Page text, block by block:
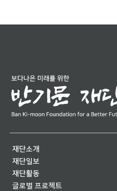
재단소개
재단일보
재단활동
글로벌 프로젝트